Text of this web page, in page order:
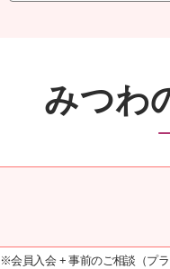
みつわ
※会員入会 + 事前のご相談（プ